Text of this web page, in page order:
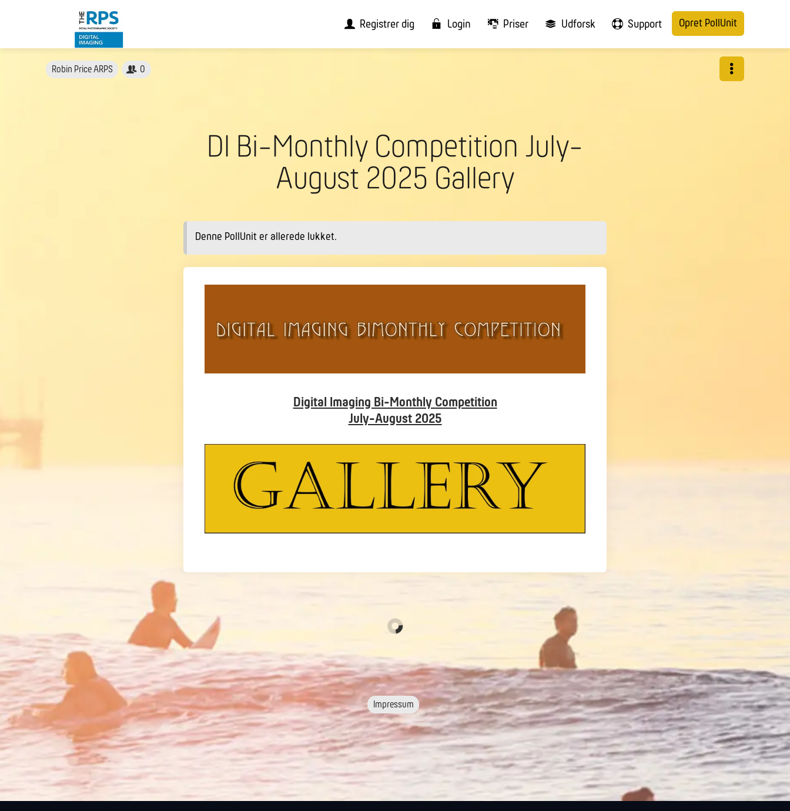
Registrer dig Login Priser Udforsk Support Opret PollUnit
Robin Price ARPS 0
DI Bi-Monthly Competition July-
August 2025 Gallery
Denne PollUnit er allerede lukket.
Digital Imaging Bi-Monthly Competition
July-August 2025
Impressum